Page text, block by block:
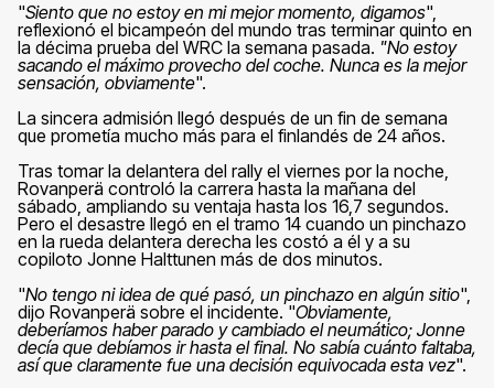
"Siento que no estoy en mi mejor momento, digamos",
reflexionó el bicampeón del mundo tras terminar quinto en
la décima prueba del WRC la semana pasada. "No estoy
sacando el máximo provecho del coche. Nunca es la mejor
sensación, obviamente".
La sincera admisión llegó después de un fin de semana
que prometía mucho más para el finlandés de 24 años.
Tras tomar la delantera del rally el viernes por la noche,
Rovanperä controló la carrera hasta la mañana del
sábado, ampliando su ventaja hasta los 16,7 segundos.
Pero el desastre llegó en el tramo 14 cuando un pinchazo
en la rueda delantera derecha les costó a él y a su
copiloto Jonne Halttunen más de dos minutos.
"No tengo ni idea de qué pasó, un pinchazo en algún sitio",
dijo Rovanperä sobre el incidente. "Obviamente,
deberíamos haber parado y cambiado el neumático; Jonne
decía que debíamos ir hasta el final. No sabía cuánto faltaba,
así que claramente fue una decisión equivocada esta vez".